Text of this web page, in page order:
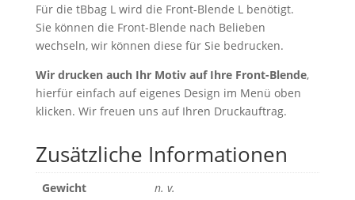
Für die tBbag L wird die Front-Blende L benötigt.
Sie können die Front-Blende nach Belieben
wechseln, wir können diese für Sie bedrucken.
Wir drucken auch Ihr Motiv auf Ihre Front-Blende,
hierfür einfach auf eigenes Design im Menü oben
klicken. Wir freuen uns auf Ihren Druckauftrag.
Zusätzliche Informationen
Gewicht n. v.